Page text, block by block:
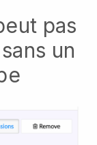
pas
un